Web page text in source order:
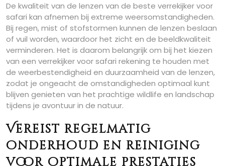
De kwaliteit van de lenzen van de beste verrekijker voor
safari kan afnemen bij extreme weersomstandigheden.
Bij regen, mist of stofstormen kunnen de lenzen beslaan
of vuil worden, waardoor het zicht en de beeldkwaliteit
verminderen. Het is daarom belangrijk om bij het kiezen
van een verrekijker voor safari rekening te houden met
de weerbestendigheid en duurzaamheid van de lenzen,
zodat je ongeacht de omstandigheden optimaal kunt
blijven genieten van het prachtige wildlife en landschap
tijdens je avontuur in de natuur.
Vereist regelmatig
onderhoud en reiniging
voor optimale prestaties